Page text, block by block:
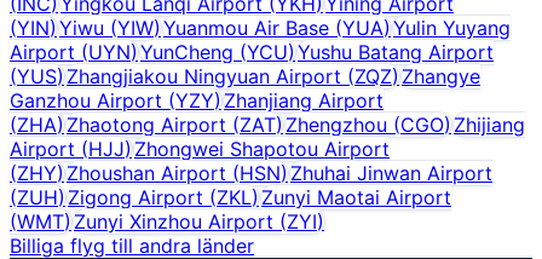
(YIN)Yiwu (YIW) Yuanmou Air Base (YUA) Yulin Yuyang
Airport (UYN)YunCheng (YCU) Yushu Batang Airport
(YUS)Zhangjiakou Ningyuan Airport (ZQZ) Zhangye
Ganzhou Airport (YZY)Zhanjiang Airport
(ZHA)Zhaotong Airport (ZAT) Zhengzhou (CGO)Zhijiang
Airport (HJJ)Zhongwei Shapotou Airport
(ZHY)Zhoushan Airport (HSN) Zhuhai Jinwan Airport
(ZUH)Zigong Airport (ZKL) Zunyi Maotai Airport
(WMT)Zunyi Xinzhou Airport (ZYI)
Billiga flyg till andra länder